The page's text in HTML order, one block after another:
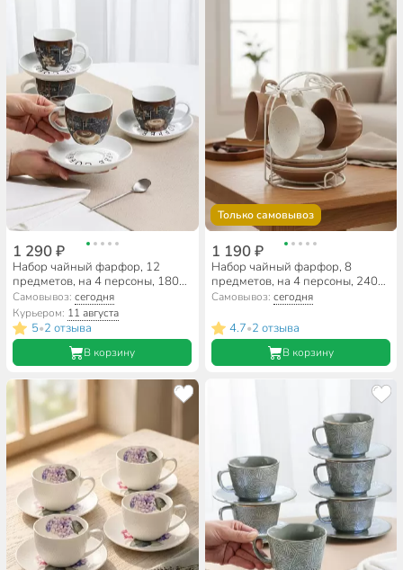
1 290 ₽
Набор чайный фарфор, 12
предметов, на 4 персоны, 180
мл, с ложками, Горячий
шоколад, RS097-1060J,
подарочная упаковка
Самовывоз:сегодня
Курьером: 11 августа
5•2 отзыва
В корзину
Только самовывоз
1 190 ₽
Набор чайный фарфор, 8
предметов, на 4 персоны, 240
мл, металлическая подставка,
Rosario, Латте, Ф11-060К/8
Самовывоз: сегодня
4.7•2 отзыва
В корзину